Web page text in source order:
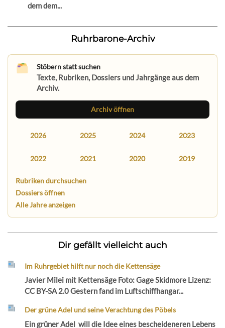
dem dem...
Ruhrbarone-Archiv
Stöbern statt suchen
Texte, Rubriken, Dossiers und Jahrgänge aus dem
Archiv.
Archiv öffnen
2026 2025 2024 2023
2022 2021 2020 2019
Rubriken durchsuchen
Dossiers öffnen
Alle Jahre anzeigen
Dir gefällt vielleicht auch
Im Ruhrgebiet hilft nur noch die Kettensäge
Javier Milei mit Kettensäge Foto: Gage Skidmore Lizenz:
CC BY-SA 2.0 Gestern fand im Luftschiffhangar...
Der grüne Adel und seine Verachtung des Pöbels
Ein grüner Adel will die Idee eines bescheideneren Lebens